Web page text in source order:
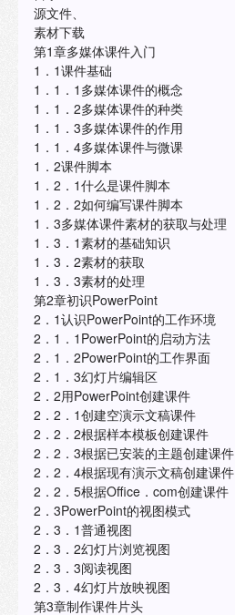
源文件、
素材下载
第1章多媒体课件入门
1．1课件基础
1．1．1多媒体课件的概念
1．1．2多媒体课件的种类
1．1．3多媒体课件的作用
1．1．4多媒体课件与微课
1．2课件脚本
1．2．1什么是课件脚本
1．2．2如何编写课件脚本
1．3多媒体课件素材的获取与处理
1．3．1素材的基础知识
1．3．2素材的获取
1．3．3素材的处理
第2章初识PowerPoint
2．1认识PowerPoint的工作环境
2．1．1PowerPoint的启动方法
2．1．2PowerPoint的工作界面
2．1．3幻灯片编辑区
2．2用PowerPoint创建课件
2．2．1创建空演示文稿课件
2．2．2根据样本模板创建课件
2．2．3根据已安装的主题创建课件
2．2．4根据现有演示文稿创建课件
2．2．5根据Office．com创建课件
2．3PowerPoint的视图模式
2．3．1普通视图
2．3．2幻灯片浏览视图
2．3．3阅读视图
2．3．4幻灯片放映视图
第3章制作课件片头